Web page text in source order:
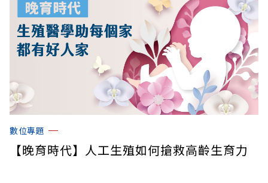
數位專題
【晚育時代】人工生殖如何搶救高齡生育力